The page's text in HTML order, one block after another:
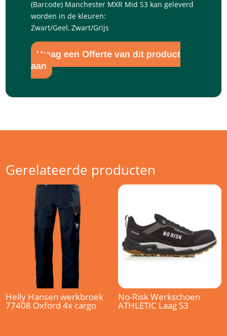
(Barcode) Manchester MXR Mid S3 kan geleverd
worden in de kleuren:
Zwart/Geel, Zwart/Grijs
Vraag een Offerte van dit product
aan
Gerelateerde producten
Helly Hansen werkbroek
77408 Oxford 4x cargo
No-Risk Werkschoen
ATHLETIC Laag S3